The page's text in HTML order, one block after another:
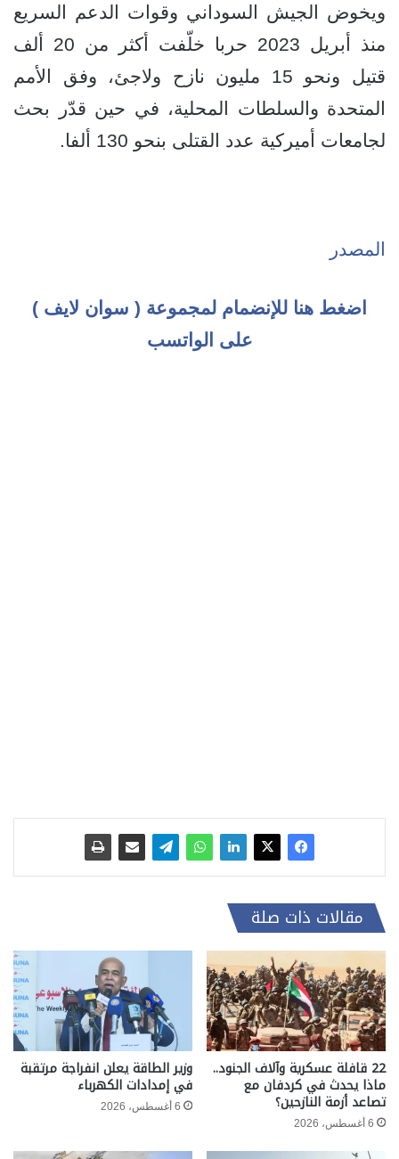
ويخوض الجيش السوداني وقوات الدعم السريع
منذ أبريل 2023 حربا خلّفت أكثر من 20 ألف
قتيل ونحو 15 مليون نازح ولاجئ، وفق الأمم
المتحدة والسلطات المحلية، في حين قدّر بحث
لجامعات أميركية عدد القتلى بنحو 130 ألفا.
المصدر
اضغط هنا للإنضمام لمجموعة ( سوان لايف )
على الواتسب
مقالات ذات صلة
22 قافلة عسكرية وآلاف الجنود..
ماذا يحدث في كردفان مع
تصاعد أزمة النازحين؟
6 أغسطس، 2026
وزير الطاقة يعلن انفراجة مرتقبة
في إمدادات الكهرباء
6 أغسطس، 2026